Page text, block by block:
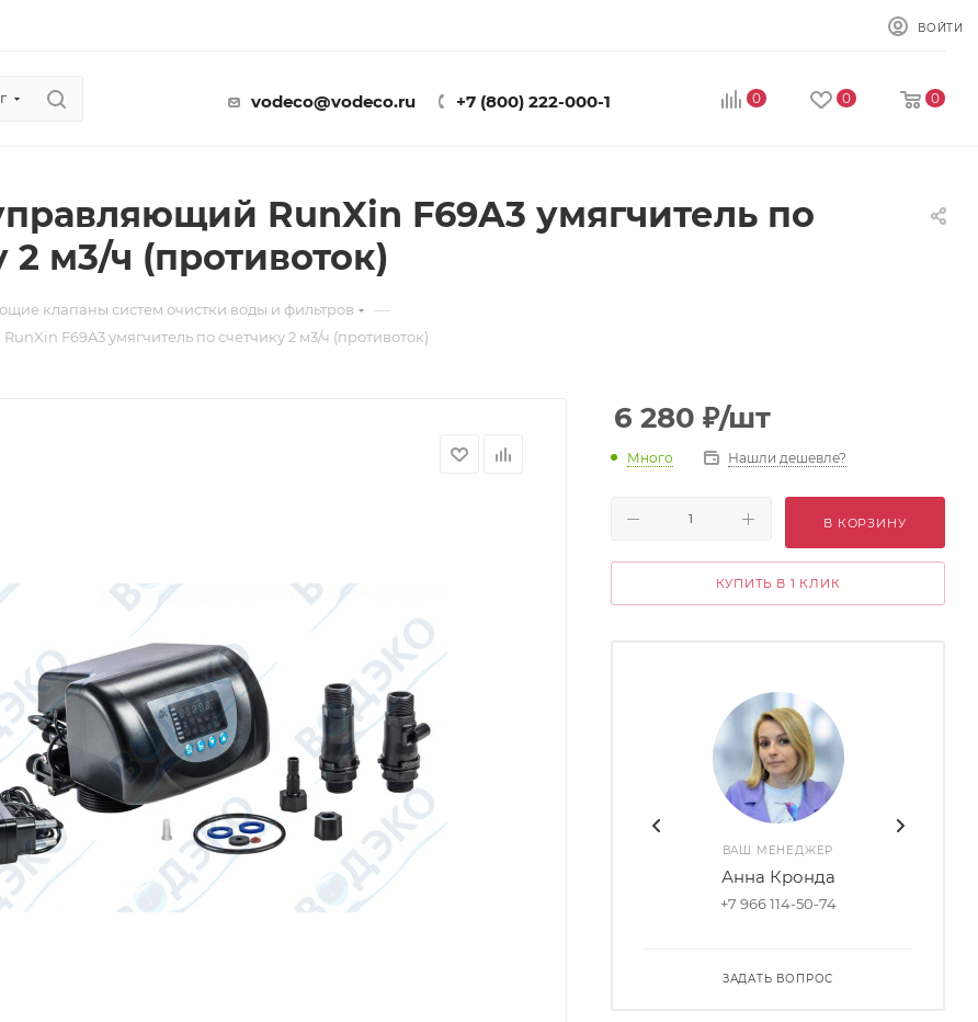
ВОЙТИ
vodeco@vodeco.ru +7 (800) 222-000-1 0 0 0
RunXin F69A3 умягчитель по
2 м3/ч (противоток)
клапаны систем очистки воды и фильтров —
F69A3 умягчитель по счетчику 2 м3/ч (противоток)
6 280 ₽/шт
Много Нашли дешевле?
В КОРЗИНУ
КУПИТЬ В 1 КЛИК
ВАШ МЕНЕДЖЕР
Анна Кронда
+7 966 114-50-74
ЗАДАТЬ ВОПРОС